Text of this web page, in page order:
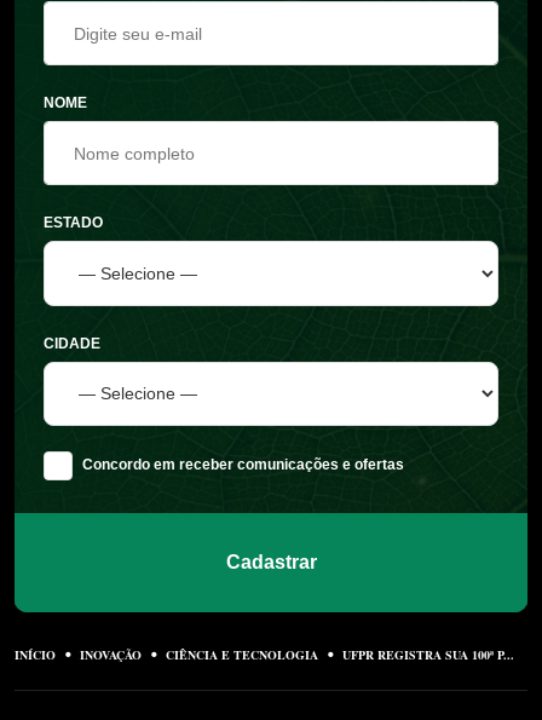
NOME
ESTADO
CIDADE
Concordo em receber comunicações e ofertas
Cadastrar
INÍCIO INOVAÇÃO CIÊNCIA E TECNOLOGIA UFPR REGISTRA SUA 100ª P...